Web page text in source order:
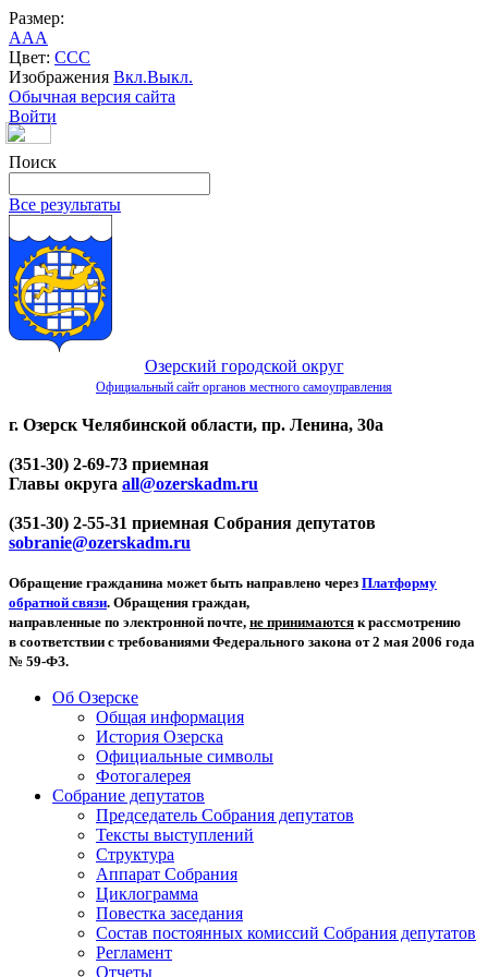
Размер:
AAA
Цвет: CCC
Изображения Вкл.Выкл.
Обычная версия сайта
Войти
Поиск
Все результаты
Озерский городской округ
Официальный сайт органов местного самоуправления
г. Озерск Челябинской области, пр. Ленина, 30а
(351-30) 2-69-73 приемная
Главы округа all@ozerskadm.ru
(351-30) 2-55-31 приемная Собрания депутатов
sobranie@ozerskadm.ru
Обращение гражданина может быть направлено через Платформу
обратной связи. Обращения граждан,
направленные по электронной почте, не принимаются к рассмотрению
в соответствии с требованиями Федерального закона от 2 мая 2006 года
№ 59-ФЗ.
Об Озерске
Общая информация
История Озерска
Официальные символы
Фотогалерея
Собрание депутатов
Председатель Собрания депутатов
Тексты выступлений
Структура
Аппарат Собрания
Циклограмма
Повестка заседания
Состав постоянных комиссий Собрания депутатов
Регламент
Отчеты